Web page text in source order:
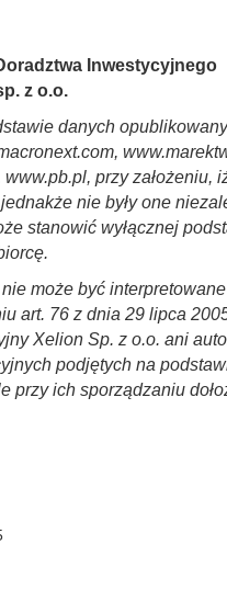
Inwestycyjnego
z o.o.
danych
przy założeniu,
nie były one
stanowić wyłącznej
może być
art. 76 z dnia 29 lipca
Xelion Sp. z o.o. ani
podjętych na
przy ich sporządzaniu